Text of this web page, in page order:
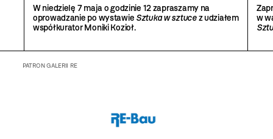
W niedzielę 7 maja o godzinie 12 zapraszamy na
oprowadzanie po wystawie Sztuka w sztucez udziałem
współkurator Moniki Kozioł.
w
PATRON GALERII RE